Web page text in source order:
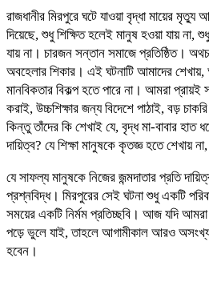
রাজধানীর মিরপুরে ঘটে যাওয়া বৃদ্ধা মায়ের
দিয়েছে, শুধু শিক্ষিত হলেই মানুষ হওয়া যায় না,
যায় না। চারজন সন্তান সমাজে প্রতিষ্ঠিত।
অবহেলার শিকার। এই ঘটনাটি আমাদের
মানবিকতার বিকল্প হতে পারে না। আমরা
করাই, উচ্চশিক্ষার জন্য বিদেশে পাঠাই, বড়
কিন্তু তাঁদের কি শেখাই যে, বৃদ্ধ মা-বাবার হাত
দায়িত্ব? যে শিক্ষা মানুষকে কৃতজ্ঞ হতে শেখায়
যে সাফল্য মানুষকে নিজের জন্মদাতার প্রতি
প্রশ্নবিদ্ধ। মিরপুরের সেই ঘটনা শুধু একটি
সময়ের একটি নির্মম প্রতিচ্ছবি। আজ যদি
পড়ে ভুলে যাই, তাহলে আগামীকাল আরও অসংখ্য
হবেন।